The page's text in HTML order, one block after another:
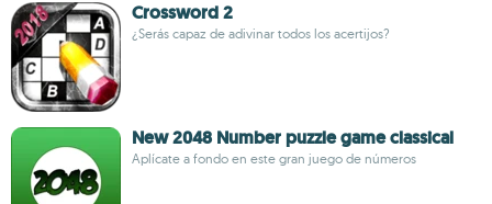
Crossword 2
¿Serás capaz de adivinar todos los acertijos?
New 2048 Number puzzle game classical
Aplícate a fondo en este gran juego de números